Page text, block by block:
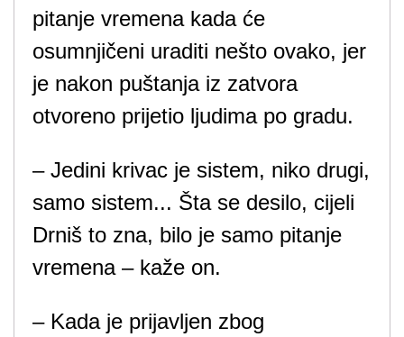
pitanje vremena kada će
osumnjičeni uraditi nešto ovako, jer
je nakon puštanja iz zatvora
otvoreno prijetio ljudima po gradu.
– Jedini krivac je sistem, niko drugi,
samo sistem... Šta se desilo, cijeli
Drniš to zna, bilo je samo pitanje
vremena – kaže on.
– Kada je prijavljen zbog